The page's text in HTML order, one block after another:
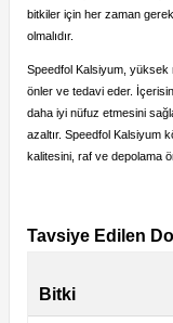
bitkiler için her zaman
olmalıdır.
Speedfol Kalsiyum, yüksek
önler ve tedavi eder.
daha iyi nüfuz etmesini
azaltır. Speedfol Kalsiyum
kalitesini, raf ve depolama
Tavsiye Edilen
Bitki